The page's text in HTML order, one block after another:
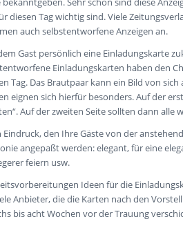
diesen Tag wichtig sind. Viele
auch selbstentworfene Anzeigen an.
Gast persönlich eine Einladungskarte
Einladungskarten haben den
Tag. Das Brautpaar kann ein Bild von
eignen sich hierfür besonders. Auf der
Auf der zweiten Seite sollten dann alle
den Ihre Gäste von der
angepaßt werden: elegant, für eine
feiern usw.
Ideen für die
Anbieter, die die Karten nach den
bis acht Wochen vor der Trauung